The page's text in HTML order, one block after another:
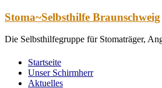
Zum
springen
Stoma~Selbsthilfe Braunschweig
Die Selbsthilfegruppe für Stomaträger,
Startseite
Unser Schirmherr
Aktuelles